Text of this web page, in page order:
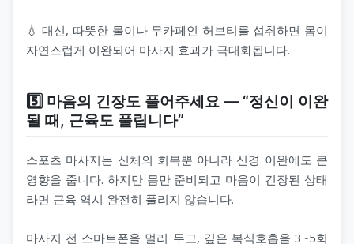
💧 대신, 따뜻한 물이나 무카페인 허브티를 섭취하면 몸이
자연스럽게 이완되어 마사지 효과가 극대화됩니다.
5️⃣ 마음의 긴장도 풀어주세요 — “정신이 이완
될 때, 근육도 풀립니다”
스포츠 마사지는 신체의 회복뿐 아니라 신경 이완에도 큰
영향을 줍니다. 하지만 몸만 준비되고 마음이 긴장된 상태
라면 근육 역시 완전히 풀리지 않습니다.
마사지 전 스마트폰을 멀리 두고, 깊은 복식호흡을 3~5회